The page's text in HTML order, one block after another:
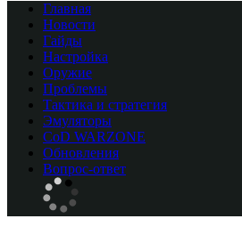
Главная
Новости
Гайды
Настройка
Оружие
Проблемы
Тактика и стратегия
Эмуляторы
CоD WARZONE
Обновления
Вопрос-ответ